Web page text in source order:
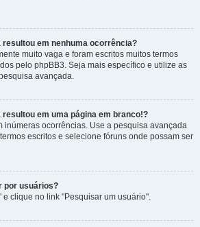
resultou em nenhuma ocorrência?
muito vaga e foram escritos muitos termos
pelo phpBB3. Seja mais específico e utilize as
avançada.
resultou em uma página em branco!?
inúmeras ocorrências. Use a pesquisa avançada
escritos e selecione fóruns onde possam ser
por usuários?
e clique no link "Pesquisar um usuário".